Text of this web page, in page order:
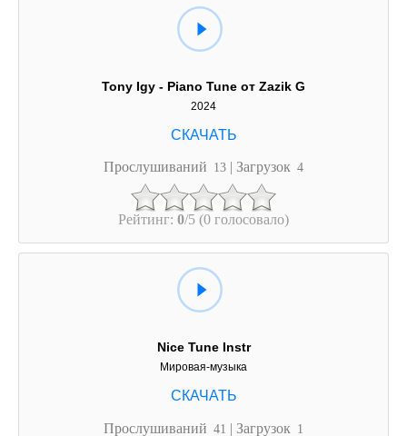
Tony Igy - Piano Tune от Zazik G
2024
Прослушиваний 13 | Загрузок 4
Рейтинг: 0/5 (0 голосовало)
Nice Tune Instr
Мировая-музыка
Прослушиваний 41 | Загрузок 1